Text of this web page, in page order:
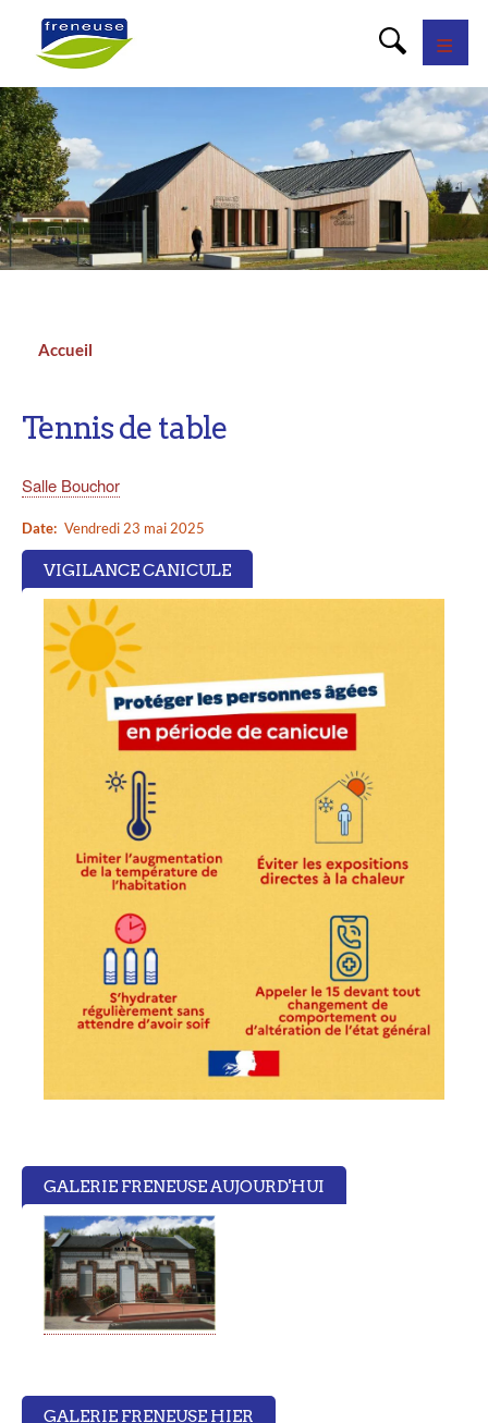
Accueil
Tennis de table
Salle Bouchor
Date Vendredi 23 mai 2025
VIGILANCE CANICULE
GALERIE FRENEUSE AUJOURD'HUI
GALERIE FRENEUSE HIER